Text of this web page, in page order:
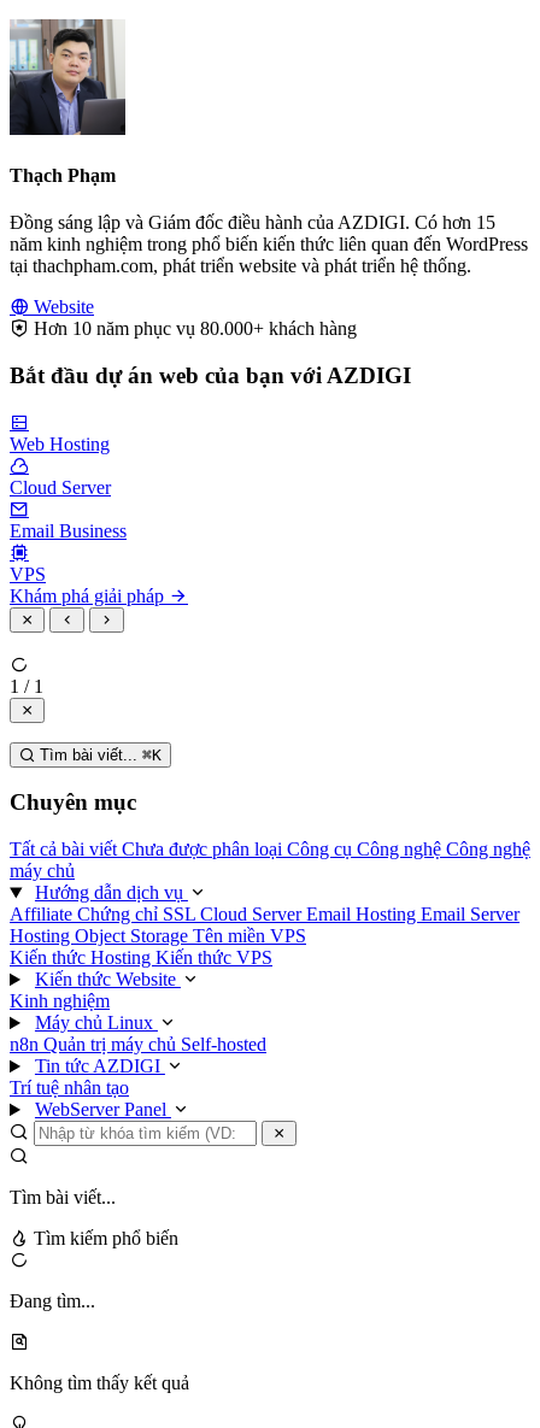
Thạch Phạm
Đồng sáng lập và Giám đốc điều hành của AZDIGI. Có hơn 15
năm kinh nghiệm trong phổ biến kiến thức liên quan đến WordPress
tại thachpham.com, phát triển website và phát triển hệ thống.
Website
Hơn 10 năm phục vụ 80.000+ khách hàng
Bắt đầu dự án web của bạn với AZDIGI
Web Hosting
Cloud Server
Email Business
VPS
Khám phá giải pháp
1 / 1
Tìm bài viết... ⌘K
Chuyên mục
Tất cả bài viết Chưa được phân loại Công cụ Công nghệ Công nghệ
máy chủ
Hướng dẫn dịch vụ
Affiliate Chứng chỉ SSL Cloud ServerEmail Hosting Email Server
Hosting Object Storage Tên miền VPS
Kiến thức Hosting Kiến thức VPS
Kiến thức Website
Kinh nghiệm
Máy chủ Linux
n8n Quản trị máy chủ Self-hosted
Tin tức AZDIGI
Trí tuệ nhân tạo
WebServer Panel
Tìm bài viết...
Tìm kiếm phổ biến
Đang tìm...
Không tìm thấy kết quả